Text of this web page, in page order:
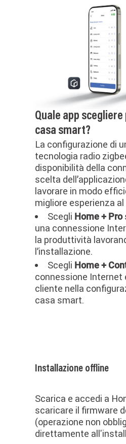
Quale app
casa smart?
La configurazione di
tecnologia radio
disponibilità della
scelta
lavorare in modo
migliore esperienza
Scegli Home + Pro
una connessione
la produttività
l’installazione.
Scegli Home +
connessione Internet
cliente nella
casa smart.
Installazione offline
Scarica e accedi a
scaricare il firmware
(operazione non
direttamente